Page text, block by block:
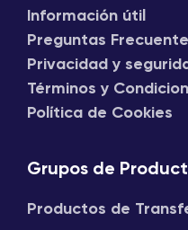
Información útil
Preguntas
Privacidad y
Términos y
Política de Cookies
Grupos de
Productos de